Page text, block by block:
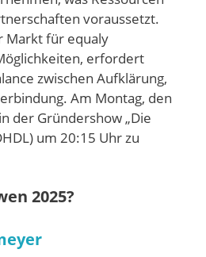
voraussetzt.
Markt für equaly
erfordert
zwischen Aufklärung,
Am Montag, den
der Gründershow „Die
um 20:15 Uhr zu
2025?